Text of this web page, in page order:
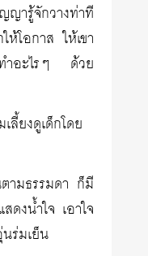
ารู้จักวางท่าที
โอกาส ให้เขา
ำอะไรๆ ด้วย
ลี้ยงดูเด็กโดย
ามธรรมดา ก็มี
ดงน้ำใจ เอาใจ
ร่มเย็น